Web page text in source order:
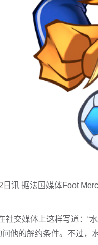
日讯 据法国媒体Foot
社交媒体上这样写道：“
他的解约条件。不过，